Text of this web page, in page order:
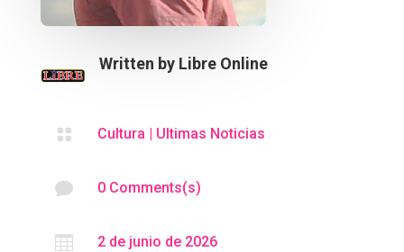
Written by Libre Online
 Cultura | Ultimas Noticias
 0 Comments(s)
 2 de junio de 2026